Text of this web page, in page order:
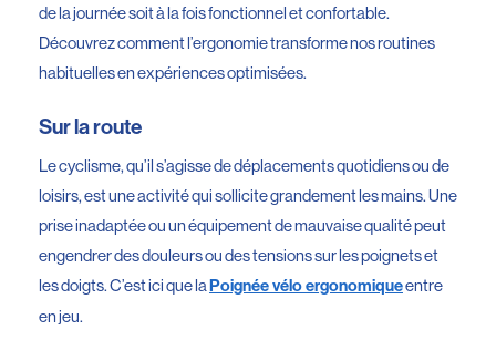
de la journée soit à la fois fonctionnel et confortable.
Découvrez comment l’ergonomie transforme nos routines
habituelles en expériences optimisées.
Sur la route
Le cyclisme, qu’il s’agisse de déplacements quotidiens ou de
loisirs, est une activité qui sollicite grandement les mains. Une
prise inadaptée ou un équipement de mauvaise qualité peut
engendrer des douleurs ou des tensions sur les poignets et
les doigts. C’est ici que laPoignée vélo ergonomiqueentre
en jeu.